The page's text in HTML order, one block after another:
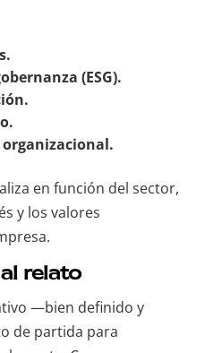
(ESG).
en función del sector,
y los valores
relato
—bien definido y
de partida para